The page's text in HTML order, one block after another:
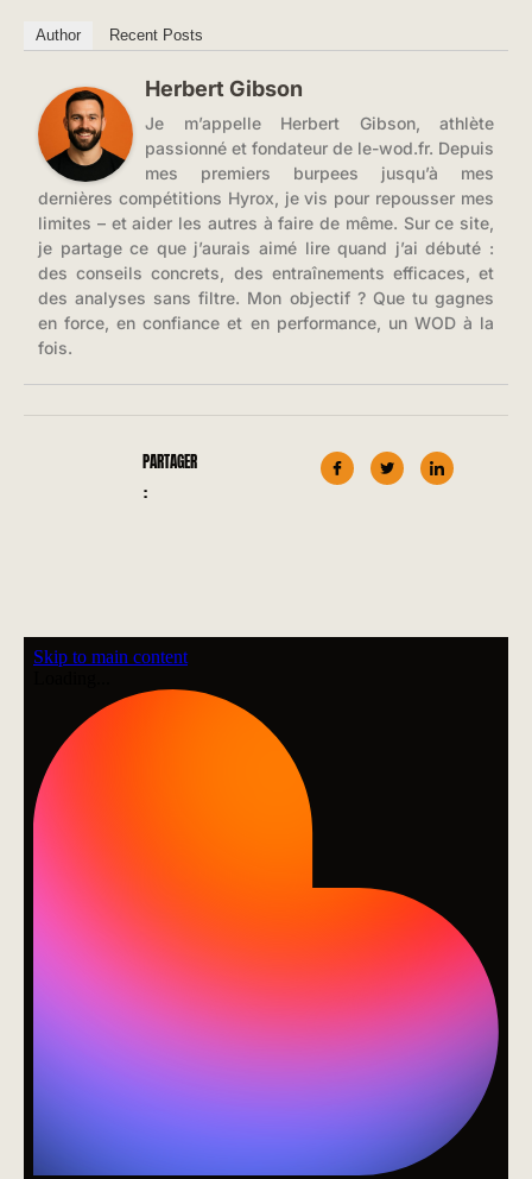
Author Recent Posts
Herbert Gibson
Je m’appelle Herbert Gibson, athlète
passionné et fondateur de le-wod.fr. Depuis
mes premiers burpees jusqu’à mes
dernières compétitions Hyrox, je vis pour repousser mes
limites – et aider les autres à faire de même. Sur ce site,
je partage ce que j’aurais aimé lire quand j’ai débuté :
des conseils concrets, des entraînements efficaces, et
des analyses sans filtre. Mon objectif ? Que tu gagnes
en force, en confiance et en performance, un WOD à la
fois.
PARTAGER
: